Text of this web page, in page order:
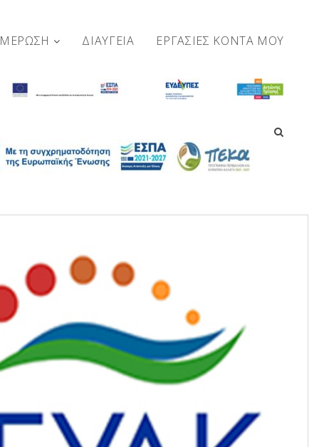
ΔΙΑΥΓΕΙΑ ΕΡΓΑΣΊΕΣ ΚΟΝΤΆ ΜΟΥ